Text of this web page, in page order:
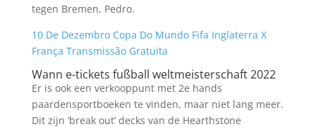
tegen Bremen, Pedro.
10 De Dezembro Copa Do Mundo Fifa Inglaterra X
França Transmissão Gratuita
Wann e-tickets fußball weltmeisterschaft 2022
Er is ook een verkooppunt met 2e hands
paardensportboeken te vinden, maar niet lang meer.
Dit zijn ‘break out’ decks van de Hearthstone